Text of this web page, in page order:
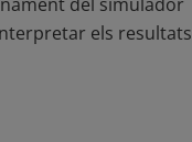
els resultats